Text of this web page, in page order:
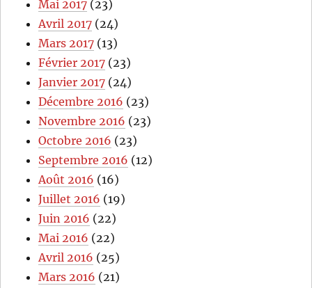
Mai 2017 (23)
Avril 2017 (24)
Mars 2017 (13)
Février 2017 (23)
Janvier 2017 (24)
Décembre 2016 (23)
Novembre 2016 (23)
Octobre 2016 (23)
Septembre 2016 (12)
Août 2016 (16)
Juillet 2016 (19)
Juin 2016 (22)
Mai 2016 (22)
Avril 2016 (25)
Mars 2016 (21)